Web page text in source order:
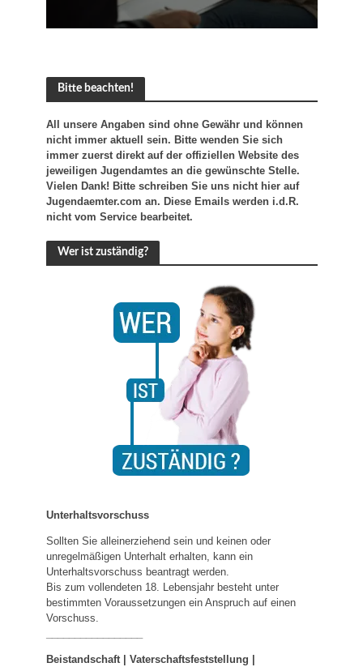
Bitte beachten!
All unsere Angaben sind ohne Gewähr und können
nicht immer aktuell sein. Bitte wenden Sie sich
immer zuerst direkt auf der offiziellen Website des
jeweiligen Jugendamtes an die gewünschte Stelle.
Vielen Dank! Bitte schreiben Sie uns nicht hier auf
Jugendaemter.com an. Diese Emails werden i.d.R.
nicht vom Service bearbeitet.
Wer ist zuständig?
Unterhaltsvorschuss
Sollten Sie alleinerziehend sein und keinen oder
unregelmäßigen Unterhalt erhalten, kann ein
Unterhaltsvorschuss beantragt werden.
Bis zum vollendeten 18. Lebensjahr besteht unter
bestimmten Voraussetzungen ein Anspruch auf einen
Vorschuss.
Beistandschaft | Vaterschaftsfeststellung |